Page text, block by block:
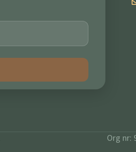
Org nr: